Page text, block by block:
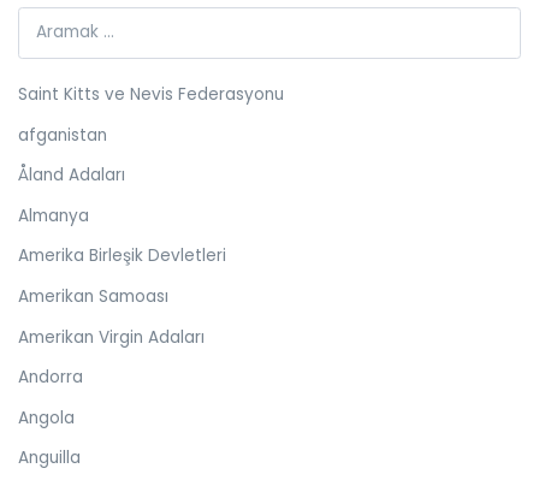
Saint Kitts ve Nevis Federasyonu
afganistan
Åland Adaları
Almanya
Amerika Birleşik Devletleri
Amerikan Samoası
Amerikan Virgin Adaları
Andorra
Angola
Anguilla